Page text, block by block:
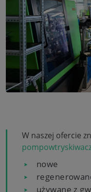
W naszej ofercie
nowe
używane z